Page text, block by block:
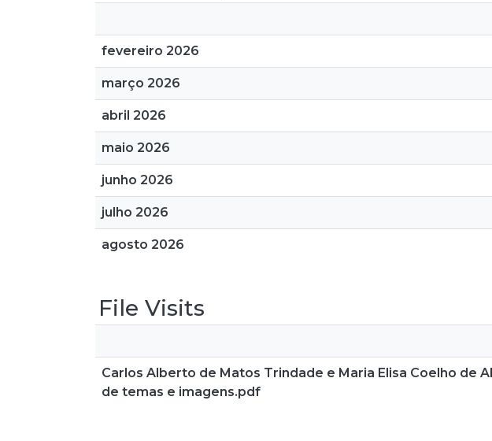
fevereiro 2026
março 2026
abril 2026
maio 2026
junho 2026
julho 2026
agosto 2026
File Visits
Carlos Alberto de Matos Trindade e Maria Elisa Coelho de
de temas e imagens.pdf